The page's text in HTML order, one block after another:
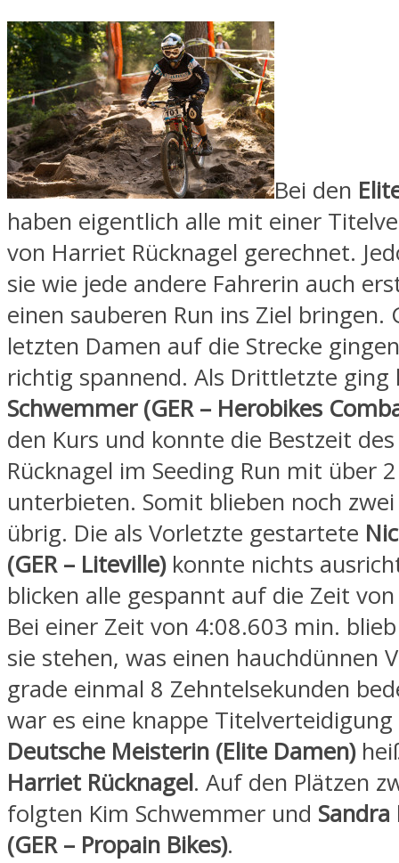
Bei den
haben eigentlich alle mit einer
von Harriet Rücknagel gerechnet.
sie wie jede andere Fahrerin auch
einen sauberen Run ins Ziel bringen.
letzten Damen auf die Strecke
richtig spannend. Als Drittletzte ging
Schwemmer (GER – Herobikes
den Kurs und konnte die Bestzeit
Rücknagel im Seeding Run mit über
unterbieten. Somit blieben noch
übrig. Die als Vorletzte gestartete
(GER – Liteville)konnte nichts
blicken alle gespannt auf die Zeit von
Bei einer Zeit von 4:08.603 min.
sie stehen, was einen hauchdünnen
grade einmal 8 Zehntelsekunden
war es eine knappe
Deutsche Meisterin (Elite Damen)
Harriet Rücknagel. Auf den Plätzen
folgten Kim Schwemmer und Sandra
(GER – Propain Bikes).